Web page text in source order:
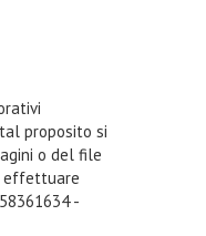
proposito si
o del file
effettuare
-